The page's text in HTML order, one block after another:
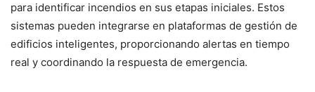
para identificar incendios en sus etapas iniciales. Estos
sistemas pueden integrarse en plataformas de gestión de
edificios inteligentes, proporcionando alertas en tiempo
real y coordinando la respuesta de emergencia.